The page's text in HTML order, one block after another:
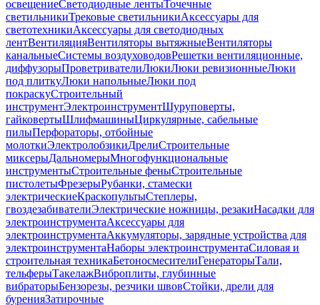
освещениеСветодиодные лентыТочечные
светильникиТрековые светильникиАксессуары для
светотехникиАксессуары для светодиодных
лентВентиляцияВентиляторы вытяжныеВентиляторы
канальныеСистемы воздуховодовРешетки вентиляционные,
диффузорыПроветривателиЛюкиЛюки ревизионныеЛюки
под плиткуЛюки напольныеЛюки под
покраскуСтроительный
инструментЭлектроинструментШуруповерты,
гайковертыШлифмашиныЦиркулярные, сабельные
пилыПерфораторы, отбойные
молоткиЭлектролобзикиДрелиСтроительные
миксерыДальномерыМногофункциональные
инструментыСтроительные феныСтроительные
пистолетыФрезерыРубанки, стамески
электрическиеКраскопультыСтеплеры,
гвоздезабивателиЭлектрические ножницы, резакиНасадки для
электроинструментаАксессуары для
электроинструментаАккумуляторы, зарядные устройства для
электроинструментаНаборы электроинструментаСиловая и
строительная техникаБетоносмесителиГенераторыТали,
тельферыТакелажВиброплиты, глубинные
вибраторыБензорезы, резчики швовСтойки, дрели для
буренияЗатирочные